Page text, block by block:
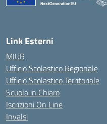
Link Esterni
MIUR
Ufficio Scolastico Regionale
Ufficio Scolastico Territoriale
Scuola in Chiaro
Iscrizioni On Line
Invalsi